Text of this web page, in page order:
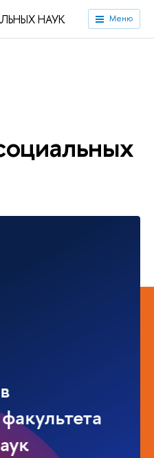
НАУК Меню